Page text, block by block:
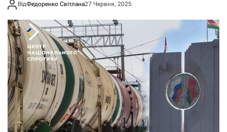
ВідФедоренко Світлана27 Червня, 2025